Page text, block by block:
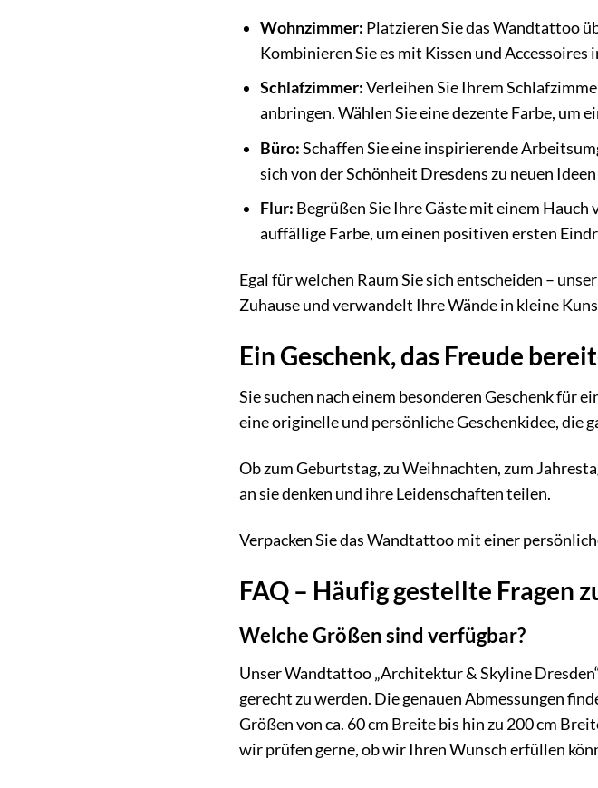
Wohnzimmer: Platzieren Sie das Wandtattoo
Kombinieren Sie es mit Kissen und Accessoires
Schlafzimmer:Verleihen Sie Ihrem
anbringen. Wählen Sie eine dezente Farbe, um
Büro:Schaffen Sie eine inspirierende
sich von der Schönheit Dresdens zu neuen
Flur: Begrüßen Sie Ihre Gäste mit einem
auffällige Farbe, um einen positiven ersten
Egal für welchen Raum Sie sich entscheiden –
Zuhause und verwandelt Ihre Wände in kleine
Ein Geschenk, das Freude
Sie suchen nach einem besonderen Geschenk für
eine originelle und persönliche Geschenkidee, die
Ob zum Geburtstag, zu Weihnachten, zum
an sie denken und ihre Leidenschaften teilen.
Verpacken Sie das Wandtattoo mit einer
FAQ – Häufig gestellte Fragen
Welche Größen sind verfügbar?
Unser Wandtattoo „Architektur & Skyline
gerecht zu werden. Die genauen Abmessungen
Größen von ca. 60 cm Breite bis hin zu 200 cm
wir prüfen gerne, ob wir Ihren Wunsch erfüllen